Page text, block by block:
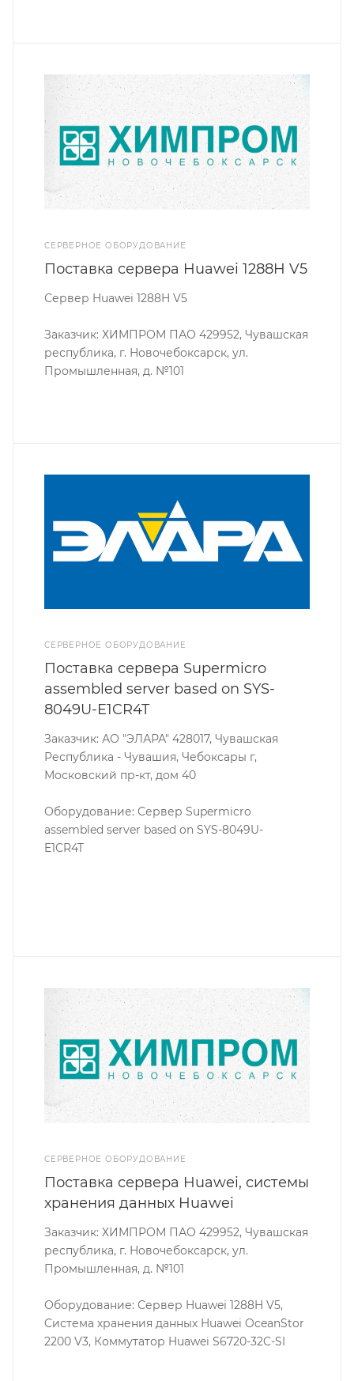
СЕРВЕРНОЕ ОБОРУДОВАНИЕ
Поставка сервера Huawei 1288H V5
Сервер Huawei 1288H V5
Заказчик: ХИМПРОМ ПАО 429952, Чувашская
республика, г. Новочебоксарск, ул.
Промышленная, д. №101
СЕРВЕРНОЕ ОБОРУДОВАНИЕ
Поставка сервера Supermicro
assembled server based on SYS-
8049U-E1CR4T
Заказчик: АО "ЭЛАРА" 428017, Чувашская
Республика - Чувашия, Чебоксары г,
Московский пр-кт, дом 40
Оборудование: Сервер Supermicro
assembled server based on SYS-8049U-
E1CR4T
СЕРВЕРНОЕ ОБОРУДОВАНИЕ
Поставка сервера Huawei, системы
хранения данных Huawei
Заказчик: ХИМПРОМ ПАО 429952, Чувашская
республика, г. Новочебоксарск, ул.
Промышленная, д. №101
Оборудование: Сервер Huawei 1288H V5,
Система хранения данных Huawei OceanStor
2200 V3, Коммутатор Huawei S6720-32C-SI